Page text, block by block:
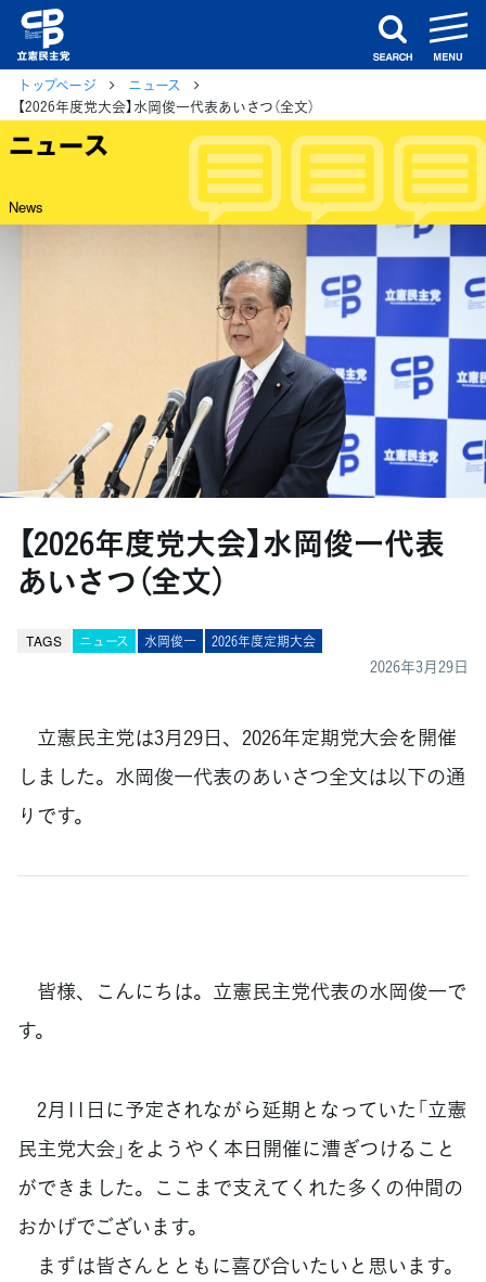
search
トップページ
ニュース
【2026年度党大会】水岡俊一代表あいさつ（全文）
ニュース
News
【2026年度党大会】水岡俊一代表
あいさつ（全文）
TAGS ニュース 水岡俊一 2026年度定期大会
2026年3月29日
立憲民主党は3月29日、2026年定期党大会を開催
しました。水岡俊一代表のあいさつ全文は以下の通
りです。
皆様、こんにちは。立憲民主党代表の水岡俊一で
す。
2月11日に予定されながら延期となっていた「立憲
民主党大会」をようやく本日開催に漕ぎつけること
ができました。ここまで支えてくれた多くの仲間の
おかげでございます。
まずは皆さんとともに喜び合いたいと思います。